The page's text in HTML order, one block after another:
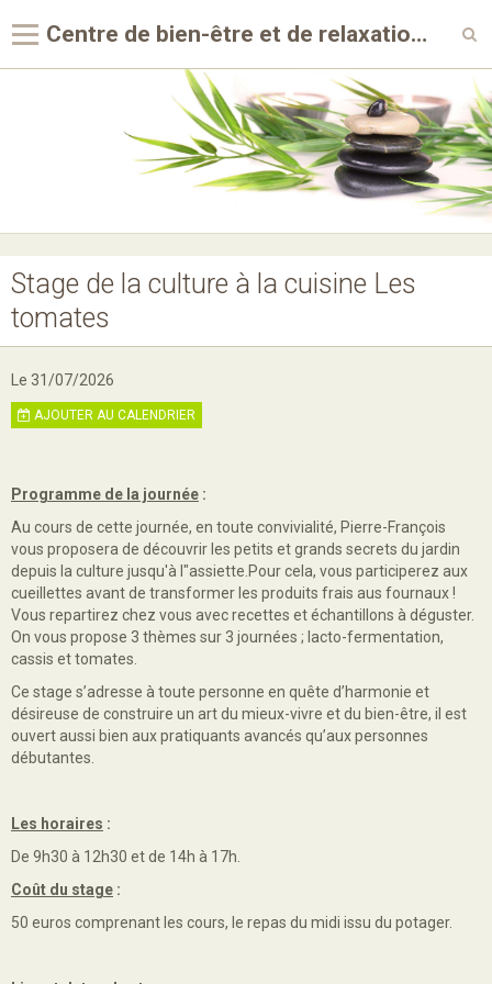
Centre de bien-être et de relaxation Au Coeur du geste
Galerie vidéos
Stage de la culture à la cuisine Les
tomates
Le 31/07/2026
AJOUTER AU CALENDRIER
Programme de la journée :
Au cours de cette journée, en toute convivialité, Pierre-François
vous proposera de découvrir les petits et grands secrets du jardin
depuis la culture jusqu'à l"assiette.Pour cela, vous participerez aux
cueillettes avant de transformer les produits frais aus fournaux !
Vous repartirez chez vous avec recettes et échantillons à déguster.
On vous propose 3 thèmes sur 3 journées ; lacto-fermentation,
cassis et tomates.
Ce stage s’adresse à toute personne en quête d’harmonie et
désireuse de construire un art du mieux-vivre et du bien-être, il est
ouvert aussi bien aux pratiquants avancés qu’aux personnes
débutantes.
Les horaires :
De 9h30 à 12h30 et de 14h à 17h.
Coût du stage :
50 euros comprenant les cours, le repas du midi issu du potager.